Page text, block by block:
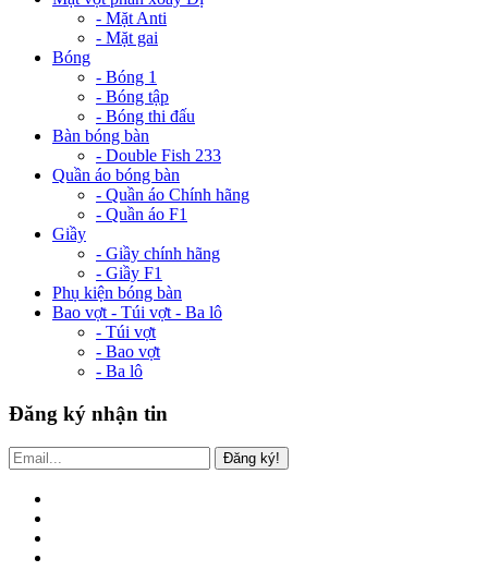
- Mặt Anti
- Mặt gai
Bóng
- Bóng 1
- Bóng tập
- Bóng thi đấu
Bàn bóng bàn
- Double Fish 233
Quần áo bóng bàn
- Quần áo Chính hãng
- Quần áo F1
Giầy
- Giầy chính hãng
- Giầy F1
Phụ kiện bóng bàn
Bao vợt - Túi vợt - Ba lô
- Túi vợt
- Bao vợt
- Ba lô
Đăng ký nhận tin
Đăng ký!